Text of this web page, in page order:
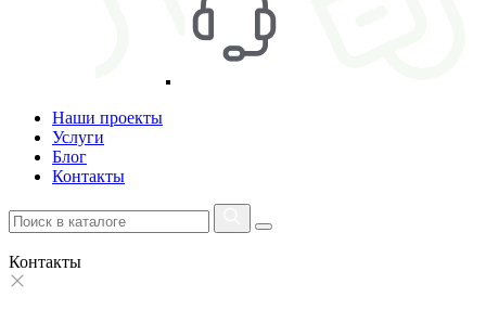
Наши проекты
Услуги
Блог
Контакты
Контакты